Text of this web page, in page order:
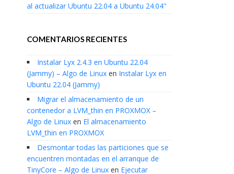
al actualizar Ubuntu 22.04 a Ubuntu 24.04"
COMENTARIOS RECIENTES
Instalar Lyx 2.4.3 en Ubuntu 22.04
(Jammy) – Algo de Linux en Instalar Lyx en
Ubuntu 22.04 (Jammy)
Migrar el almacenamiento de un
contenedor a LVM_thin en PROXMOX –
Algo de Linux en El almacenamiento
LVM_thin en PROXMOX
Desmontar todas las particiones que se
encuentren montadas en el arranque de
TinyCore – Algo de Linux en Ejecutar